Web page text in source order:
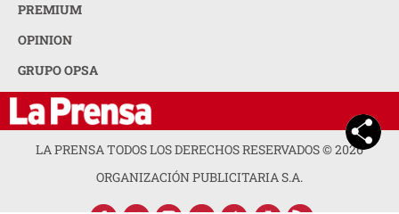
PREMIUM
OPINION
GRUPO OPSA
LA PRENSA TODOS LOS DERECHOS RESERVADOS ©2026
ORGANIZACIÓN PUBLICITARIA S.A.